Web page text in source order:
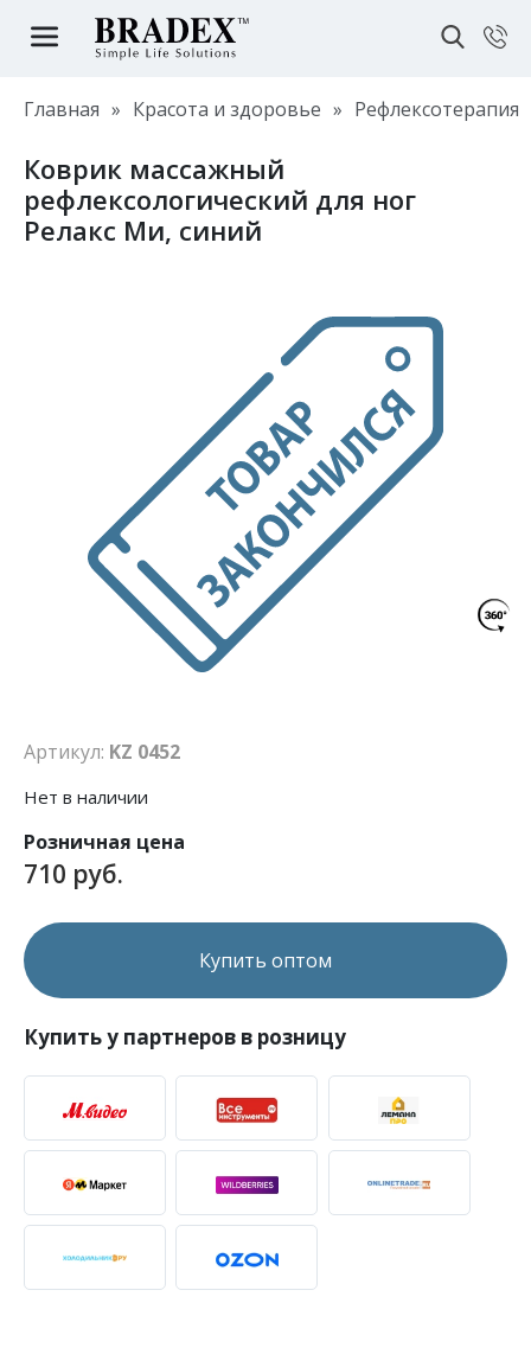
Главная » Красота и здоровье » Рефлексотерапия
Коврик массажный
рефлексологический для ног
Релакс Ми, синий
Артикул: KZ 0452
Нет в наличии
Розничная цена
710 руб.
Купить оптом
Купить у партнеров в розницу